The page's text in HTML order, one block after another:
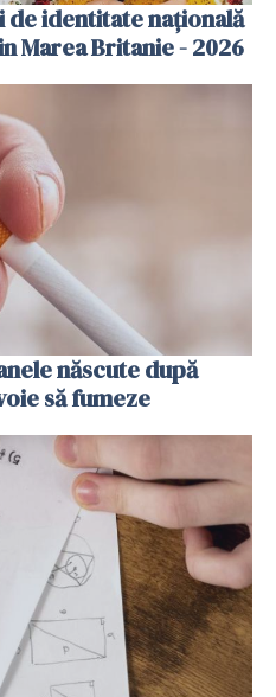
de identitate națională
Marea Britanie - 2026
născute după
să fumeze